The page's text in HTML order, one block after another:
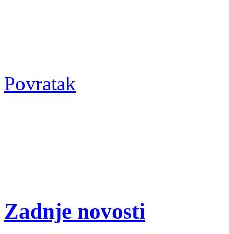
Povratak
Zadnje novosti